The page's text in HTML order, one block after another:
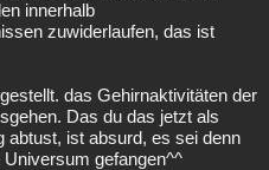
innerhalb
zuwiderlaufen, das ist
das Gehirnaktivitäten der
Das du das jetzt als
abtust, ist absurd, es sei denn
gefangen^^